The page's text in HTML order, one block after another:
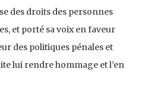
des droits des personnes
et porté sa voix en faveur
des politiques pénales et
lui rendre hommage et l’en